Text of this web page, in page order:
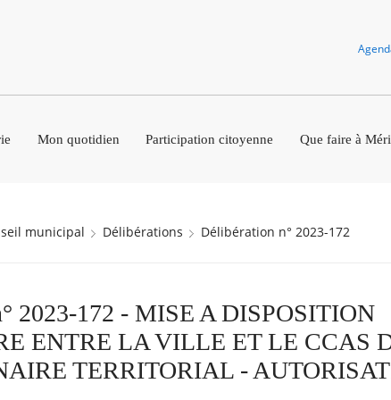
Mon quotidien Participation citoyenne Que faire à
municipal Délibérations Délibération n° 2023-172
2023-172 - MISE A DISPOSITION
ENTRE LA VILLE ET LE CCAS
TERRITORIAL -